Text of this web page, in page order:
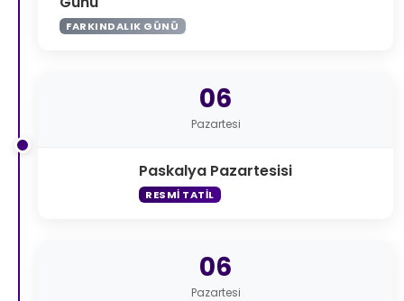
FARKINDALIK GÜNÜ
06
Pazartesi
Paskalya Pazartesisi
RESMI TATIL
06
Pazartesi